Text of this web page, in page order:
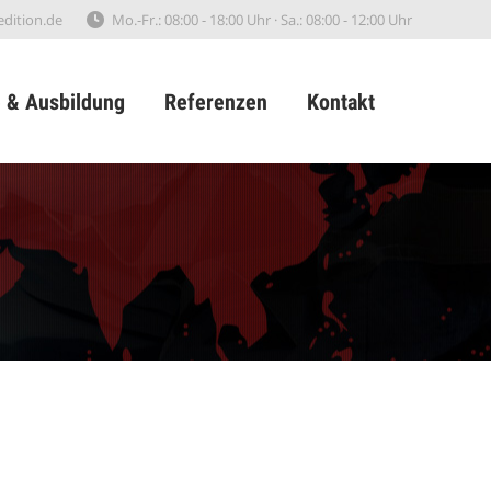
Mo.-Fr.: 08:00 - 18:00 Uhr · Sa.: 08:00 - 12:00 Uhr
& Ausbildung Referenzen Kontakt
Karriere & Ausbildung
Kontakt